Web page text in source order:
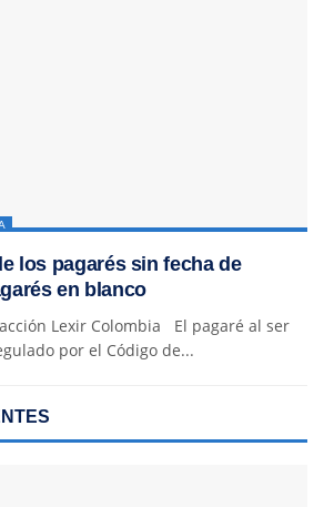
los pagarés sin fecha de
en blanco
Lexir Colombia El pagaré al ser
por el Código de...